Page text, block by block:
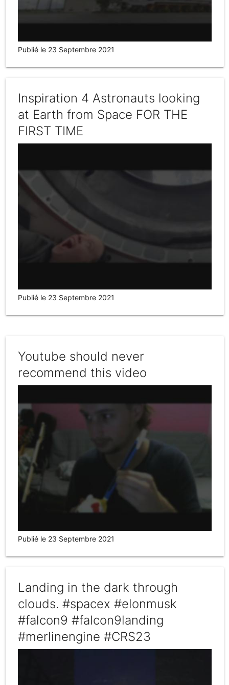
Publié le 23 Septembre 2021
Inspiration 4 Astronauts looking
at Earth from Space FOR THE
FIRST TIME
Publié le 23 Septembre 2021
Youtube should never
recommend this video
Publié le 23 Septembre 2021
Landing in the dark through
clouds. #spacex #elonmusk
#falcon9 #falcon9landing
#merlinengine #CRS23